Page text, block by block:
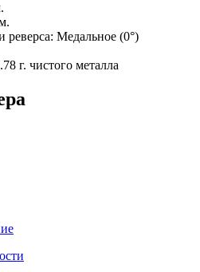
реверса: Медальное (0°)
г. чистого металла